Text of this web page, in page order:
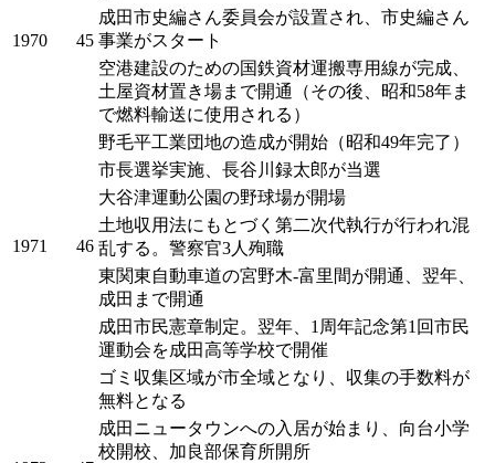
1970 45
成田市史編さん委員会が設置され、市史編さん
事業がスタート
空港建設のための国鉄資材運搬専用線が完成、
土屋資材置き場まで開通（その後、昭和58年ま
で燃料輸送に使用される）
1971 46
野毛平工業団地の造成が開始（昭和49年完了）
市長選挙実施、長谷川録太郎が当選
大谷津運動公園の野球場が開場
土地収用法にもとづく第二次代執行が行われ混
乱する。警察官3人殉職
東関東自動車道の宮野木-富里間が開通、翌年、
成田まで開通
成田市民憲章制定。翌年、1周年記念第1回市民
運動会を成田高等学校で開催
ゴミ収集区域が市全域となり、収集の手数料が
無料となる
成田ニュータウンへの入居が始まり、向台小学
校開校、加良部保育所開所